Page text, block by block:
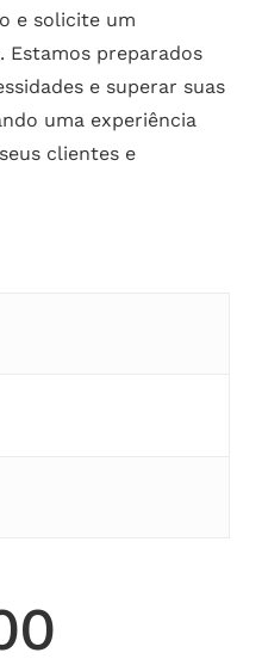
e solicite um
Estamos preparados
e superar suas
uma experiência
clientes e